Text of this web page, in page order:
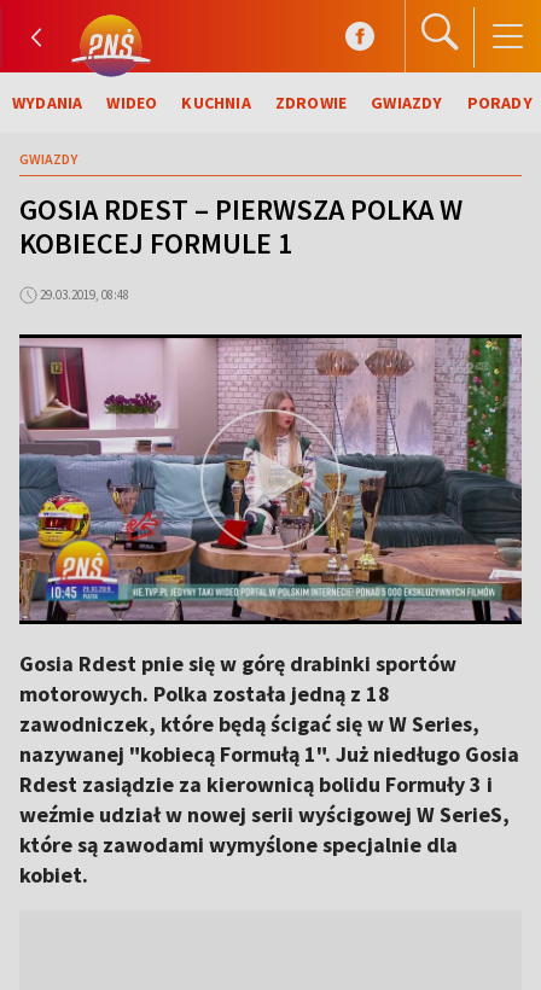
WYDANIA WIDEO KUCHNIA ZDROWIE GWIAZDY PORADY
GWIAZDY
GOSIA RDEST – PIERWSZA POLKA W
KOBIECEJ FORMULE 1
29.03.2019, 08:48
Gosia Rdest pnie się w górę drabinki sportów
motorowych. Polka została jedną z 18
zawodniczek, które będą ścigać się w W Series,
nazywanej "kobiecą Formułą 1". Już niedługo Gosia
Rdest zasiądzie za kierownicą bolidu Formuły 3 i
weźmie udział w nowej serii wyścigowej W SerieS,
które są zawodami wymyślone specjalnie dla
kobiet.